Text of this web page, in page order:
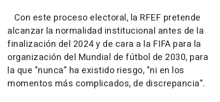
Con este proceso electoral, la RFEF pretende
alcanzar la normalidad institucional antes de la
finalización del 2024 y de cara a la FIFA para la
organización del Mundial de fútbol de 2030, para
la que "nunca" ha existido riesgo, "ni en los
momentos más complicados, de discrepancia".